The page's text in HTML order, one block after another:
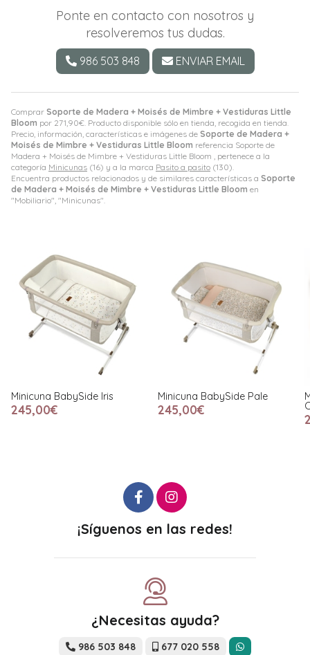
Comprar Soporte de Madera + Moisés de Mimbre + Vestiduras Little
Bloom por 271,90€ . Producto disponible sólo en tienda, recogida en tienda.
Precio, información, características e imágenes de Soporte de Madera +
Moisés de Mimbre + Vestiduras Little Bloom referencia Soporte de
Madera + Moisés de Mimbre + Vestiduras Little Bloom , pertenece a la
categoría Minicunas (16) y a la marca Pasito a pasito (130).
Encuentra productos relacionados y de similares características a Soporte
de Madera + Moisés de Mimbre + Vestiduras Little Bloom en
"Mobiliario", "Minicunas".
Ponte en contacto con nosotros y
resolveremos tus dudas.
986 503 848 ENVIAR EMAIL
Minicuna BabySide Pale
245,00€
Minicuna de Ratán con
Colchón Viscoelástico
299,00€
¡Síguenos en las redes!
¿Necesitas ayuda?
986 503 848
677 020 558